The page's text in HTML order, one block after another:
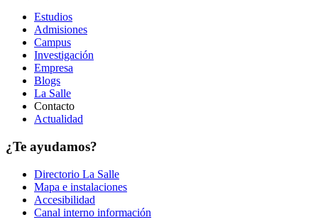
Estudios
Admisiones
Campus
Investigación
Empresa
Blogs
La Salle
Contacto
Actualidad
¿Te ayudamos?
Directorio La Salle
Mapa e instalaciones
Accesibilidad
Canal interno información